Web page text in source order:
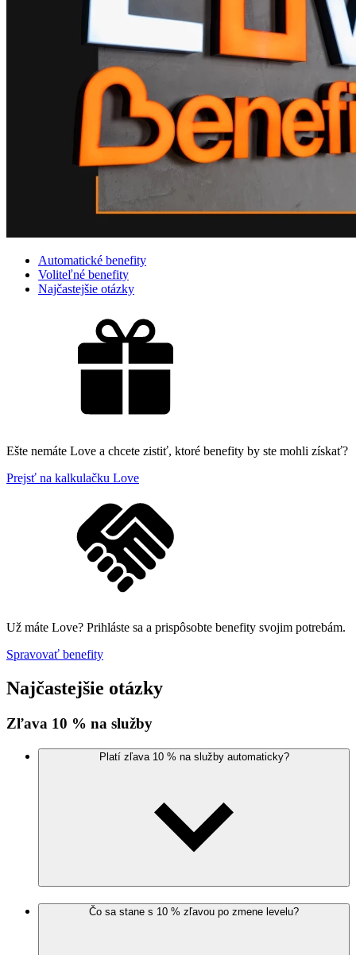
Automatické benefity
Voliteľné benefity
Najčastejšie otázky
Ešte nemáte Love a chcete zistiť, ktoré benefity by ste mohli získať?
Prejsť na kalkulačku Love
Už máte Love? Prihláste sa a prispôsobte benefity svojim potrebám.
Spravovať benefity
Najčastejšie otázky
Zľava 10 % na služby
Platí zľava 10 % na služby automaticky?
Čo sa stane s 10 % zľavou po zmene levelu?